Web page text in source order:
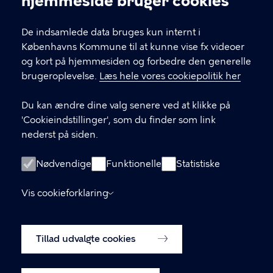
De indsamlede data bruges kun internt i
Københavns Kommune til at kunne vise fx videoer
og kort på hjemmesiden og forbedre den generelle
brugeroplevelse. Læs hele vores cookiepolitik her
Du kan ændre dine valg senere ved at klikke på
'Cookieindstillinger', som du finder som link
nederst på siden.
Nødvendige Funktionelle Statistiske
Vis cookieforklaring
Tillad udvalgte cookies
Københavns Kommune Nyropsgade 3, 1602
København V
LINKS
Om os
Tilmeld dig vores nyhedsbrev
Cookiepolitik
Cookieindstillinger